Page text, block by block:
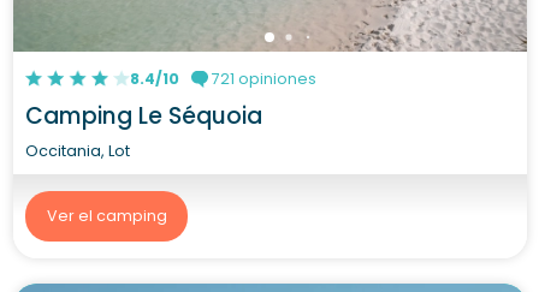
8.4/10 721 opiniones
Camping Le Séquoia
Occitania, Lot
Ver el camping